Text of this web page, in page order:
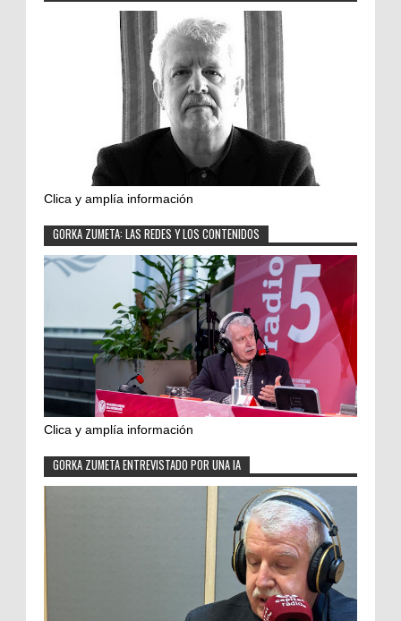
Clica y amplía información
GORKA ZUMETA: LAS REDES Y LOS CONTENIDOS
Clica y amplía información
GORKA ZUMETA ENTREVISTADO POR UNA IA